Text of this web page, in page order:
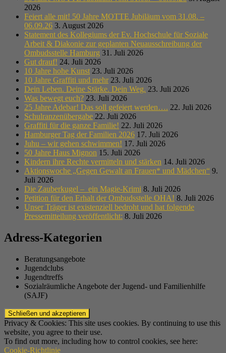
2026
Feiert alle mit! 50 Jahre MOTTE Jubiläum vom 31.08. –
06.09.26 3. August 2026
Statement des Kollegiums der Ev. Hochschule für Soziale
Arbeit & Diakonie zur geplanten Neuausschreibung der
Ombudsstelle Hamburg 31. Juli 2026
Gut drauf! 24. Juli 2026
10 Jahre hohe Kunst 23. Juli 2026
10 Jahre Graffiti und mehr 23. Juli 2026
Dein Leben. Deine Stärke. Dein Weg. 23. Juli 2026
Was bewegt euch? 23. Juli 2026
25 Jahre Adebar! Das soll gefeiert werden…. 22. Juli 2026
Schulranzenübergabe 22. Juli 2026
Graffiti für die ganze Familie! 22. Juli 2026
Hamburger Tag der Familien 2026 17. Juli 2026
Juhu – wir gehen schwimmen! 17. Juli 2026
50 Jahre Haus Mignon 15. Juli 2026
Kindern ihre Rechte vermitteln und stärken 14. Juli 2026
Aktionswoche „Gegen Gewalt an Frauen* und Mädchen“ 9.
Juli 2026
Die Zauberkugel – ein Magie-Krimi 8. Juli 2026
Petition für den Erhalt der Ombudsstelle OHA! 8. Juli 2026
Unser Träger ist existenziell bedroht und hat folgende
Pressemitteilung veröffentlicht: 8. Juli 2026
Adress-Kategorien
Beratungsangebote
Jugendclubs
Jugendtreffs
Sozialräumliche Angebote der Jugend- und Familienhilfe
(SAJF)
Privacy & Cookies: This site uses cookies. By continuing to use this
website, you agree to their use.
To find out more, including how to control cookies, see here:
Cookie-Richtlinie